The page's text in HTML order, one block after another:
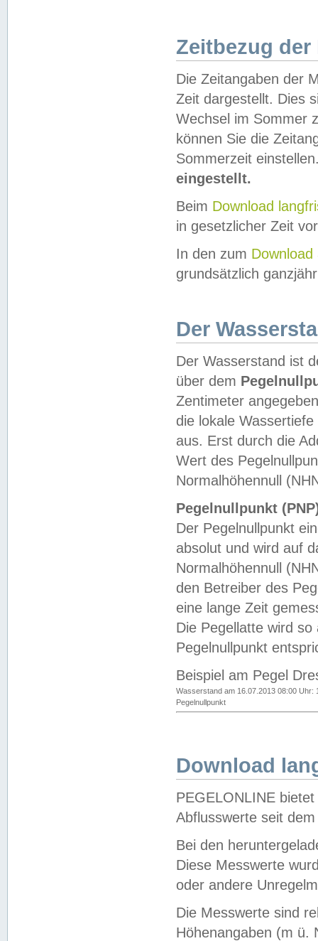
Zeitbezug der
Die Zeitangaben der
Zeit dargestellt. Dies
Wechsel im Sommer
können Sie die
Sommerzeit
eingestellt.
Beim Download
in gesetzlicher Zeit
In den zum Download
grundsätzlich
Der
Der Wasserstand ist
über dem
Zentimeter
die lokale
aus. Erst durch die
Wert des
Normalhöhennull
Pegelnullpunkt
Der Pegelnullpunkt
absolut und wird auf
Normalhöhennull
den Betreiber des
eine lange Zeit
Die Pegellatte wird
Pegelnullpunkt
Beispiel am Pegel
Wasserstand am 16.07.2013 08:00 Uhr:
Pegelnullpunkt
Download
PEGELONLINE
Abflusswerte seit
Bei den
Diese Messwerte
oder andere
Die Messwerte sind
Höhenangaben (m ü.